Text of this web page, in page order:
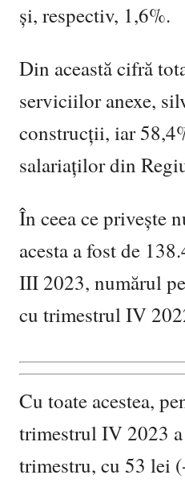
și, respectiv, 1,6%.
Din această cifră
serviciilor anexe,
construcții, iar
salariaților din
În ceea ce privește
acesta a fost de
III 2023, numărul
cu trimestrul IV
Cu toate acestea,
trimestrul IV 2023
trimestru, cu 53 lei